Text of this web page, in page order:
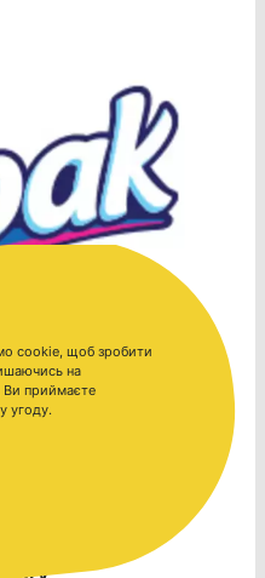
cookie, щоб зробити
на
Ви приймаєте
угоду.